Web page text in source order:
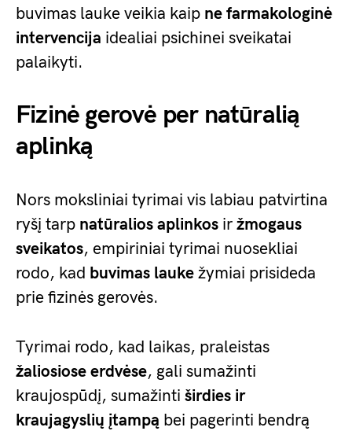
buvimas lauke veikia kaip ne farmakologinė
intervencija idealiai psichinei sveikatai
palaikyti.
Fizinė gerovė per natūralią
aplinką
Nors moksliniai tyrimai vis labiau patvirtina
ryšį tarp natūralios aplinkos ir žmogaus
sveikatos, empiriniai tyrimai nuosekliai
rodo, kad buvimas lauke žymiai prisideda
prie fizinės gerovės.
Tyrimai rodo, kad laikas, praleistas
žaliosiose erdvėse, gali sumažinti
kraujospūdį, sumažinti širdies ir
kraujagyslių įtampą bei pagerinti bendrą